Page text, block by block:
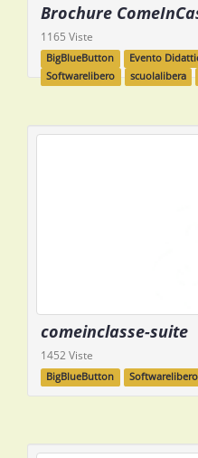
Brochure
1165 Viste
BigBlueButton
Evento
Softwarelibero
scuolalibera
comeinclasse-suite
1452 Viste
BigBlueButton Softwarelibero